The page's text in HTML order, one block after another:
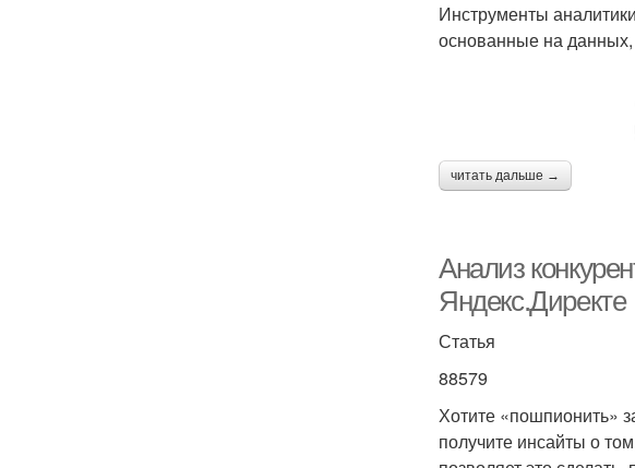
Инструменты
основанные на
читать дальше →
Анализ
Яндекс.Директе
Статья
88579
Хотите «пошпионить»
получите инсайты о